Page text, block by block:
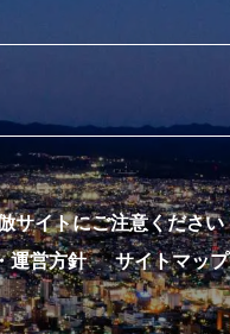
サイトにご注意ください
運営方針
サイトマップ